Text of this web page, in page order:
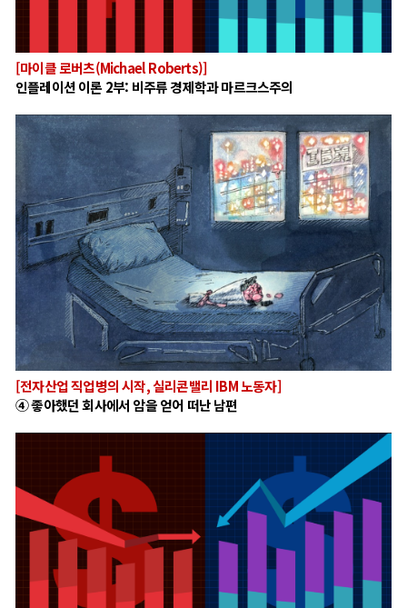
[마이클 로버츠(Michael Roberts)]
인플레이션 이론 2부: 비주류 경제학과 마르크스주의
[전자산업 직업병의 시작, 실리콘밸리 IBM 노동자]
④ 좋아했던 회사에서 암을 얻어 떠난 남편